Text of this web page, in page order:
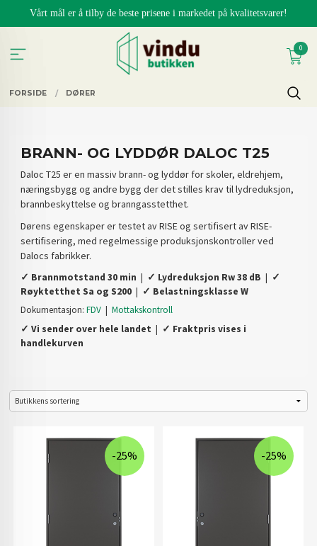
Vårt mål er å tilby de beste prisene i markedet på kvalitetsvarer!
0
FORSIDE DØRER
BRANN- OG LYDDØR DALOC T25
Daloc T25 er en massiv brann- og lyddør for skoler, eldrehjem,
næringsbygg og andre bygg der det stilles krav til lydreduksjon,
brannbeskyttelse og branngasstetthet.
Dørens egenskaper er testet av RISE og sertifisert av RISE-
sertifisering, med regelmessige produksjonskontroller ved
Dalocs fabrikker.
✓ Brannmotstand 30 min | ✓ Lydreduksjon Rw 38 dB | ✓
Røyktetthet Sa og S200 | ✓ Belastningsklasse W
Dokumentasjon:FDV |Mottakskontroll
✓ Vi sender over hele landet | ✓ Fraktpris vises i
handlekurven
-25% -25%